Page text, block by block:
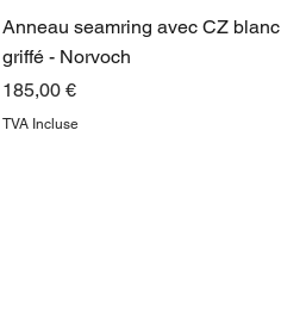
Anneau seamring avec CZ blanc
griffé - Norvoch
Prix
185,00 €
TVA Incluse